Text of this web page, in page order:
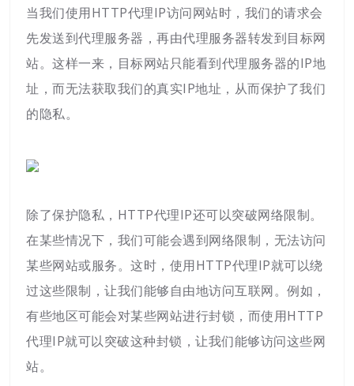
当我们使用HTTP代理IP访问网站时，我们的请求会
先发送到代理服务器，再由代理服务器转发到目标网
站。这样一来，目标网站只能看到代理服务器的IP地
址，而无法获取我们的真实IP地址，从而保护了我们
的隐私。
除了保护隐私，HTTP代理IP还可以突破网络限制。
在某些情况下，我们可能会遇到网络限制，无法访问
某些网站或服务。这时，使用HTTP代理IP就可以绕
过这些限制，让我们能够自由地访问互联网。例如，
有些地区可能会对某些网站进行封锁，而使用HTTP
代理IP就可以突破这种封锁，让我们能够访问这些网
站。